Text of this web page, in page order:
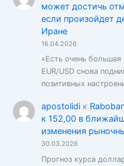
может достичь
если произойдет
Иране
16.04.2026
«Есть очень большая
EUR/USD снова
позитивных
apostolidiк
к 152,00 в
изменения
30.03.2026
Прогноз курса